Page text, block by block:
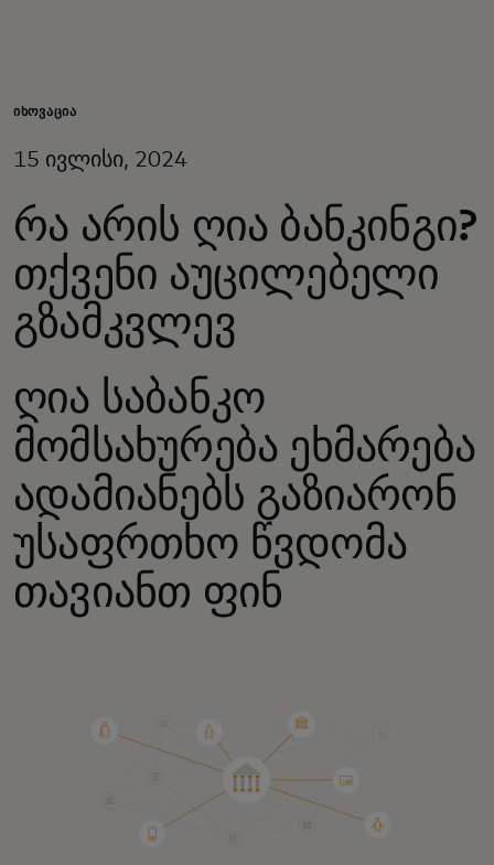
ბიზნესისთვის
მსოფლიოსთვის
ინოვატორებისთვის
სიახლეები და ტენდენციები
ᲘᲜᲝᲕᲐᲪᲘᲐ
15 ივლისი, 2024
რა არის ღია ბანკინგი?
თქვენი აუცილებელი
გზამკვლევ
ღია საბანკო
მომსახურება ეხმარება
ადამიანებს გაზიარონ
უსაფრთხო წვდომა
თავიანთ ფინ